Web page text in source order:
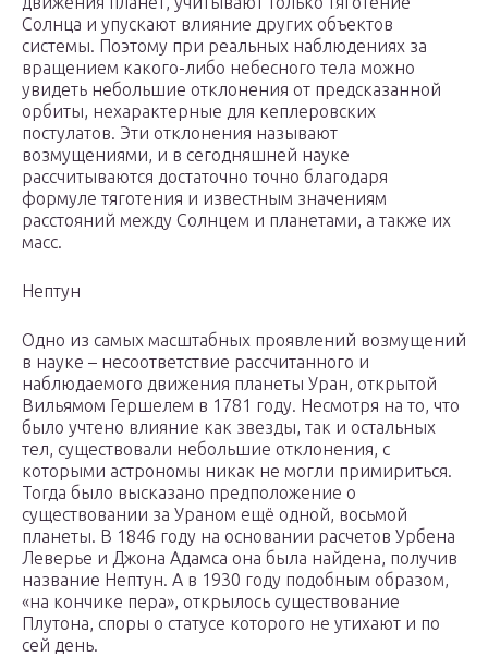
Солнца и упускают влияние других объектов
системы. Поэтому при реальных наблюдениях за
вращением какого-либо небесного тела можно
увидеть небольшие отклонения от предсказанной
орбиты, нехарактерные для кеплеровских
постулатов. Эти отклонения называют
возмущениями, и в сегодняшней науке
рассчитываются достаточно точно благодаря
формуле тяготения и известным значениям
расстояний между Солнцем и планетами, а также их
масс.
Нептун
Одно из самых масштабных проявлений возмущений
в науке – несоответствие рассчитанного и
наблюдаемого движения планеты Уран, открытой
Вильямом Гершелем в 1781 году. Несмотря на то, что
было учтено влияние как звезды, так и остальных
тел, существовали небольшие отклонения, с
которыми астрономы никак не могли примириться.
Тогда было высказано предположение о
существовании за Ураном ещё одной, восьмой
планеты. В 1846 году на основании расчетов Урбена
Леверье и Джона Адамса она была найдена, получив
название Нептун. А в 1930 году подобным образом,
«на кончике пера», открылось существование
Плутона, споры о статусе которого не утихают и по
сей день.